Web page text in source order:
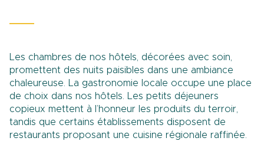
Les chambres de nos hôtels, décorées avec soin,
promettent des nuits paisibles dans une ambiance
chaleureuse. La gastronomie locale occupe une place
de choix dans nos hôtels. Les petits déjeuners
copieux mettent à l’honneur les produits du terroir,
tandis que certains établissements disposent de
restaurants proposant une cuisine régionale raffinée.